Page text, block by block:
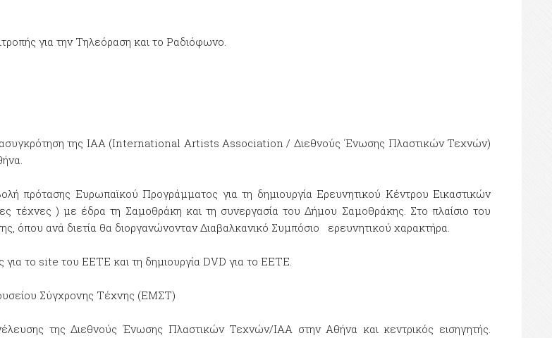
για την Τηλεόραση και το Ραδιόφωνο.
της ΙΑΑ (International Artists Association / Διεθνούς ΄Ενωσης Πλαστικών Τεχνών)
πρότασης Ευρωπαϊκού Προγράμματος για τη δημιουργία Ερευνητικού Κέντρου Εικαστικών
τέχνες ) με έδρα τη Σαμοθράκη και τη συνεργασία του Δήμου Σαμοθράκης. Στο πλαίσιο του
όπου ανά διετία θα διοργανώνονταν Διαβαλκανικό Συμπόσιο ερευνητικού χαρακτήρα.
το site του ΕΕΤΕ και τη δημιουργία DVD για το ΕΕΤΕ.
Σύγχρονης Τέχνης (ΕΜΣΤ)
της Διεθνούς Ένωσης Πλαστικών Τεχνών/ΙΑΑ στην Αθήνα και κεντρικός εισηγητής.